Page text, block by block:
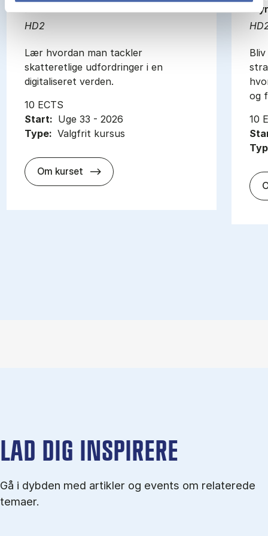
HD2
økonomi
Lær hvordan man tackler
skatteretlige udfordringer i en
digitaliseret verden.
10 ECTS
Start: Uge 33 - 2026
Type: Valgfrit kursus
Om kurset about
og
10
LAD DIG INSPIRERE
Gå i dybden med artikler og events om relaterede
temaer.